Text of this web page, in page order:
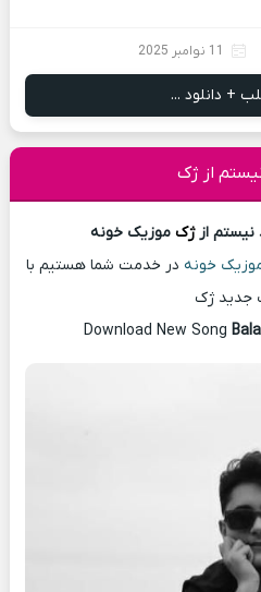
11 نوامبر 2025
+ دانلود ...
از ژک
نیستم ازژک موزیک خونه
خونه در خدمت شما هستیم با
جدید ژک
Download New Song